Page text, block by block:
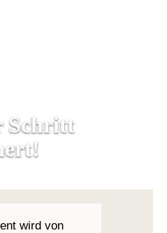
Schritt
Ihre
Ihrem
wird von